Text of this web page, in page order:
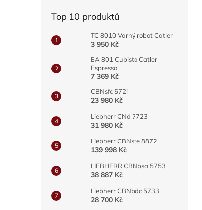
Top 10 produktů
TC 8010 Varný robot Catler
3 950 Kč
EA 801 Cubisto Catler
Espresso
7 369 Kč
CBNsfc 572i
23 980 Kč
Liebherr CNd 7723
31 980 Kč
Liebherr CBNste 8872
139 998 Kč
LIEBHERR CBNbsa 5753
38 887 Kč
Liebherr CBNbdc 5733
28 700 Kč